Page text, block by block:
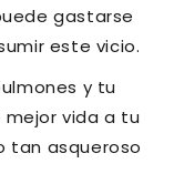
gastarse
este vicio.
y tu
mejor vida a tu
tan asqueroso